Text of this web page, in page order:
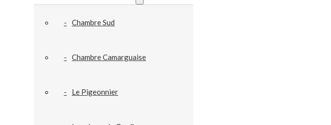
Chambre Sud
Chambre Camarguaise
Le Pigeonnier